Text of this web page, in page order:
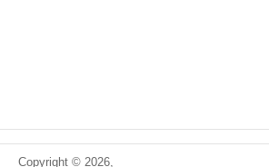
Copyright © 2026,